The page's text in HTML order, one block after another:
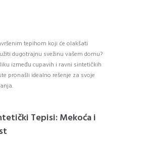
tepihom koji će olakšati
dugotrajnu svežinu vašem domu?
između cupavih i ravni sintetičkih
pronašli idealno rešenje za svoje
Tepisi: Mekoća i